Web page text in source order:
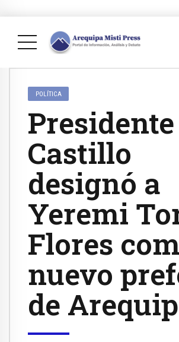
POLÍTICA
Presidente
Castillo
designó a
Yeremi
Flores
nuevo
de